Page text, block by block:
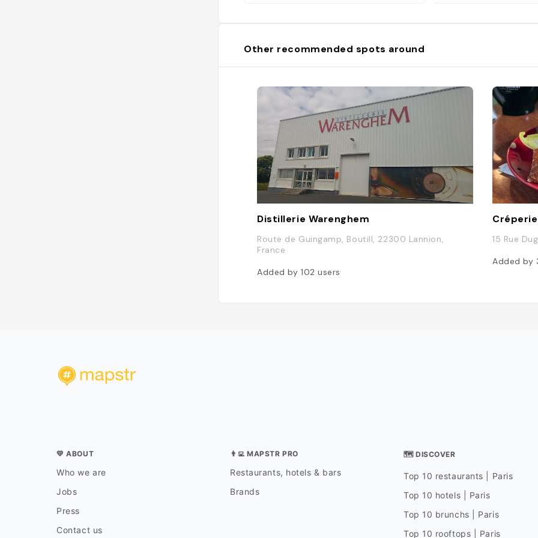
Other recommended spots around
Distillerie Warenghem
Route de Guingamp, Boutill, 22300 Lannion,
France
Added by 102users
Créperie
15 Rue
Added by
💛 ABOUT
Who we are
Jobs
Press
Contact us
👨‍💻 MAPSTR PRO
Restaurants, hotels & bars
Brands
🗺 DISCOVER
Top 10 restaurants | Paris
Top 10 hotels | Paris
Top 10 brunchs | Paris
Top 10 rooftops | Paris